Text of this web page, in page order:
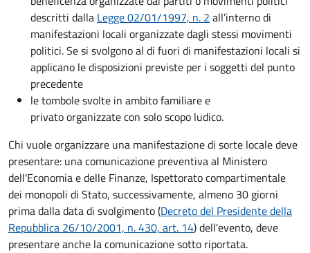
descritti dalla Legge 02/01/1997, n. 2 all’interno di
manifestazioni locali organizzate dagli stessi movimenti
politici. Se si svolgono al di fuori di manifestazioni locali si
applicano le disposizioni previste per i soggetti del punto
precedente
le tombole svolte in ambito familiare e
privato organizzate con solo scopo ludico.
Chi vuole organizzare una manifestazione di sorte locale deve
presentare: una comunicazione preventiva al Ministero
dell'Economia e delle Finanze, Ispettorato compartimentale
dei monopoli di Stato, successivamente, almeno 30 giorni
prima dalla data di svolgimento (Decreto del Presidente della
Repubblica 26/10/2001, n. 430, art. 14) dell'evento, deve
presentare anche la comunicazione sotto riportata.